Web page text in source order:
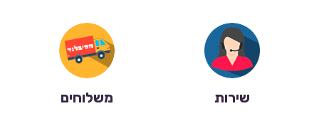
שירות משלוחים